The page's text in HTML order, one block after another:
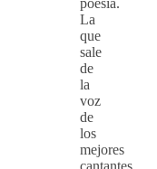
poesía.
La
que
sale
de
la
voz
de
los
mejores
cantantes